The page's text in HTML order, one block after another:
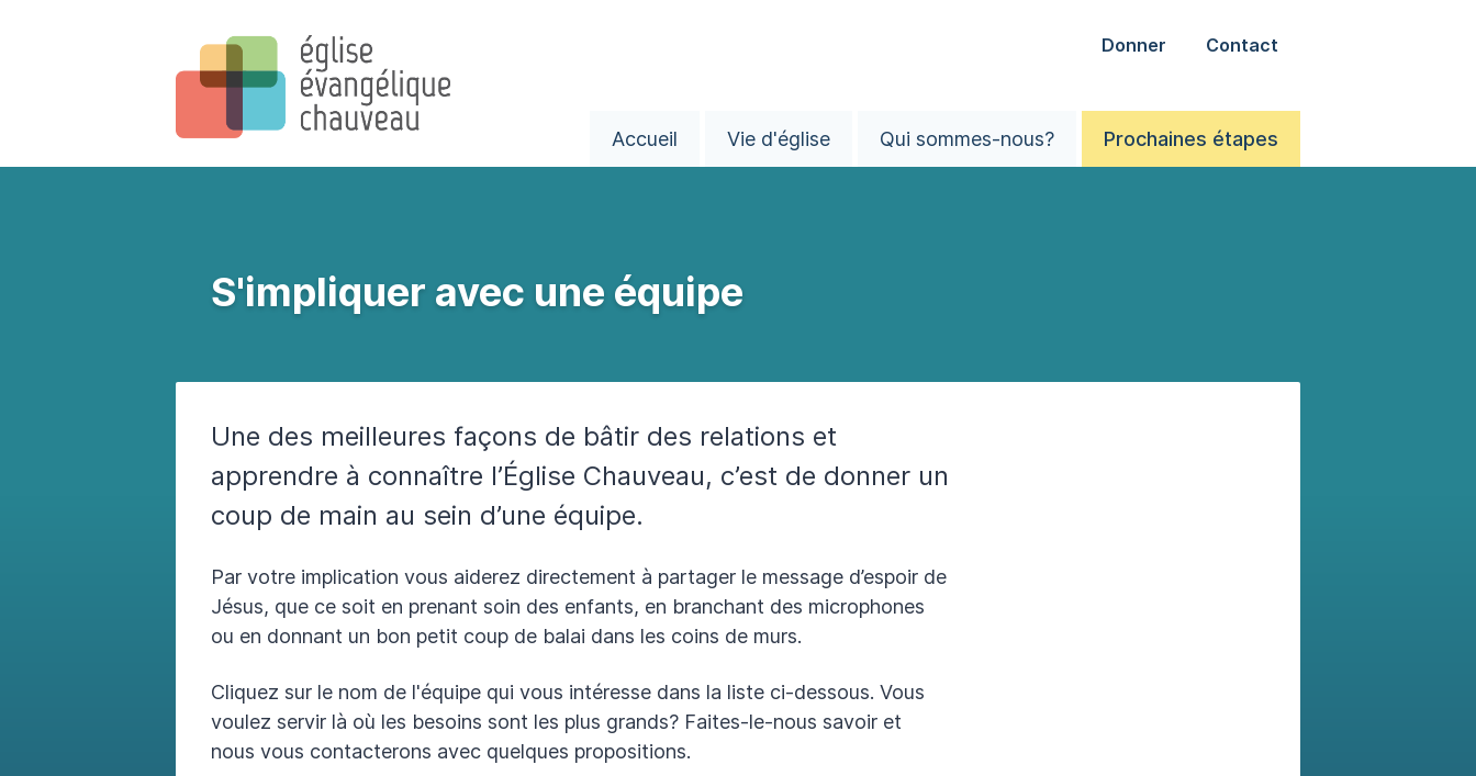
Donner Contact
Accueil Vie d'église Qui sommes-nous? Prochaines étapes
S'impliquer avec une équipe
Une des meilleures façons de bâtir des relations et
apprendre à connaître l’Église Chauveau, c’est de donner un
coup de main au sein d’une équipe.
Par votre implication vous aiderez directement à partager le message d’espoir de
Jésus, que ce soit en prenant soin des enfants, en branchant des microphones
ou en donnant un bon petit coup de balai dans les coins de murs.
Cliquez sur le nom de l'équipe qui vous intéresse dans la liste ci-dessous. Vous
voulez servir là où les besoins sont les plus grands? Faites-le-nous savoir et
nous vous contacterons avec quelques propositions.
Je veux m'impliquer
Votre courriel